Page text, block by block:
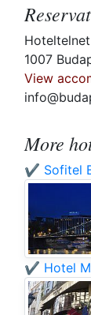
1007
View
More
✔️ Sofitel
✔️ Hotel